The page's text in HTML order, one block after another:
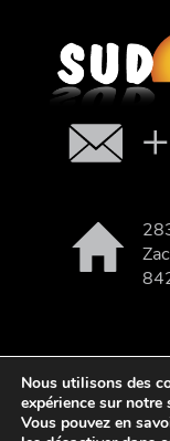
Nous utilisons des
expérience sur notre
Vous pouvez en